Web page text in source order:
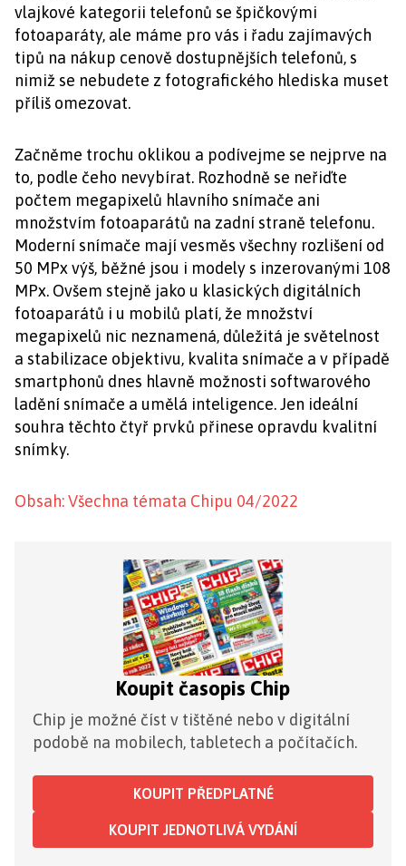
vlajkové kategorii telefonů se špičkovými
fotoaparáty, ale máme pro vás i řadu zajímavých
tipů na nákup cenově dostupnějších telefonů, s
nimiž se nebudete z fotografického hlediska muset
příliš omezovat.
Začněme trochu oklikou a podívejme se nejprve na
to, podle čeho nevybírat. Rozhodně se neřiďte
počtem megapixelů hlavního snímače ani
množstvím fotoaparátů na zadní straně telefonu.
Moderní snímače mají vesměs všechny rozlišení od
50 MPx výš, běžné jsou i modely s inzerovanými 108
MPx. Ovšem stejně jako u klasických digitálních
fotoaparátů i u mobilů platí, že množství
megapixelů nic neznamená, důležitá je světelnost
a stabilizace objektivu, kvalita snímače a v případě
smartphonů dnes hlavně možnosti softwarového
ladění snímače a umělá inteligence. Jen ideální
souhra těchto čtyř prvků přinese opravdu kvalitní
snímky.
Obsah: Všechna témata Chipu 04/2022
Koupit časopis Chip
Chip je možné číst v tištěné nebo v digitální
podobě na mobilech, tabletech a počítačích.
KOUPIT PŘEDPLATNÉ
KOUPIT JEDNOTLIVÁ VYDÁNÍ